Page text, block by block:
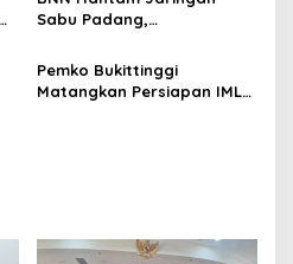
Sabu Padang,
Pemodal Berhasil Diungkap
Pemko Bukittinggi
Matangkan Persiapan IMLF